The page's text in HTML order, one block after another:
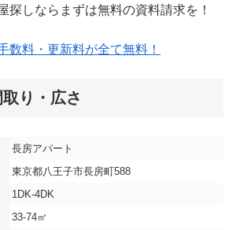
探しならまずは無料の資料請求を！
数料・更新料が全て無料！
り・広さ
長房アパート
東京都八王子市長房町588
1DK-4DK
33-74㎡